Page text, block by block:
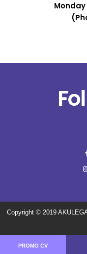
Monday
Copyright © 2019
PROMO CV